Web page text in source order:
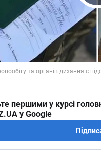
першими у курсі
у Google